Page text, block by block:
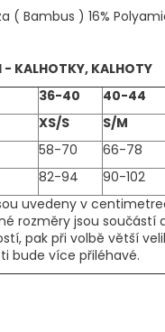
( Bambus ) 16%
- KALHOTKY, KALHOTY
36-40 40-44
XS/S S/M
58-70 66-78
82-94 90-102
uvedeny v
rozměry jsou
pak při volbě větší
bude více přiléhavé.